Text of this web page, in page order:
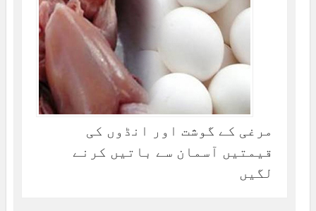
مرغی کے گوشت اور انڈوں کی
قیمتیں آسمان سے باتیں کرنے
لگیں